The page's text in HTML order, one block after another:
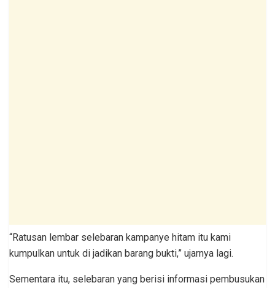
“Ratusan lembar selebaran kampanye hitam itu kami
kumpulkan untuk di jadikan barang bukti,” ujarnya lagi.
Sementara itu, selebaran yang berisi informasi pembusukan